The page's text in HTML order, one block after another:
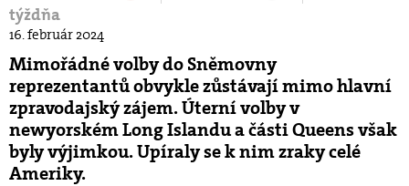
týždňa
16. február 2024
Mimořádné volby do Sněmovny
reprezentantů obvykle zůstávají mimo hlavní
zpravodajský zájem. Úterní volby v
newyorském Long Islandu a části Queens však
byly výjimkou. Upíraly se k nim zraky celé
Ameriky.